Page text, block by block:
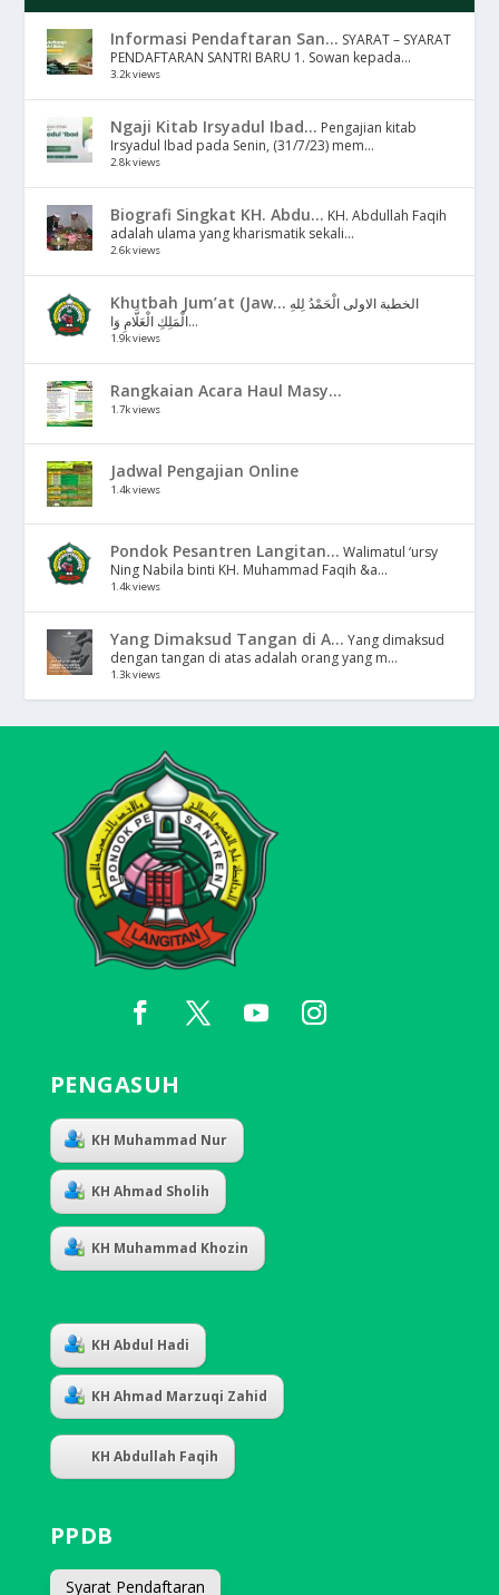
Informasi Pendaftaran San... SYARAT – SYARAT
PENDAFTARAN SANTRI BARU 1. Sowan kepada...
3.2k views
Ngaji Kitab Irsyadul Ibad... Pengajian kitab
Irsyadul Ibad pada Senin, (31/7/23) mem...
2.8k views
Biografi Singkat KH. Abdu... KH. Abdullah Faqih
adalah ulama yang kharismatik sekali...
2.6k views
Khutbah Jum’at (Jaw... الخطبة الاولى الْحَمْدُ لِلهِ
الْمَلِكِ الْعَلَّامِ وَا...
1.9k views
Rangkaian Acara Haul Masy...
1.7k views
Jadwal Pengajian Online
1.4k views
Pondok Pesantren Langitan... Walimatul ‘ursy
Ning Nabila binti KH. Muhammad Faqih &a...
1.4k views
Yang Dimaksud Tangan di A... Yang dimaksud
dengan tangan di atas adalah orang yang m...
1.3k views
PENGASUH
KH Muhammad Nur
KH Ahmad Sholih
KH Muhammad Khozin
KH Abdul Hadi
KH Ahmad Marzuqi Zahid
KH Abdullah Faqih
PPDB
Syarat Pendaftaran